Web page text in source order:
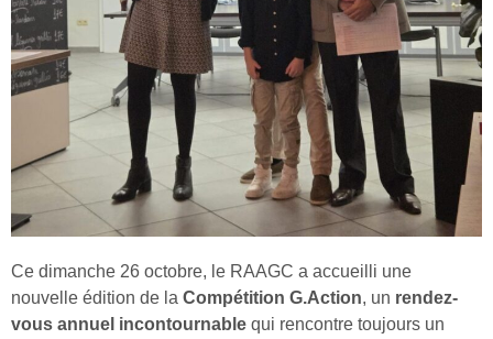
Ce dimanche 26 octobre, le RAAGC a accueilli une
nouvelle édition de la Compétition G.Action, un rendez-
vous annuel incontournable qui rencontre toujours un